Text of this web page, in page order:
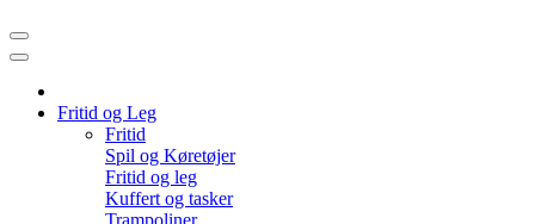
Fritid og Leg
Fritid
Spil og Køretøjer
Fritid og leg
Kuffert og tasker
Trampoliner